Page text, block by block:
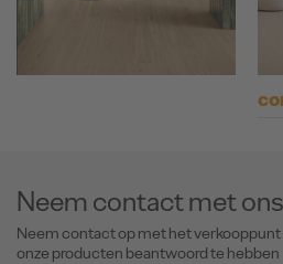
Neem contact met
Neem contact op met het
onze producten beantwoord te hebben